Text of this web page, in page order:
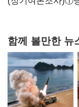
함께 볼만한 뉴